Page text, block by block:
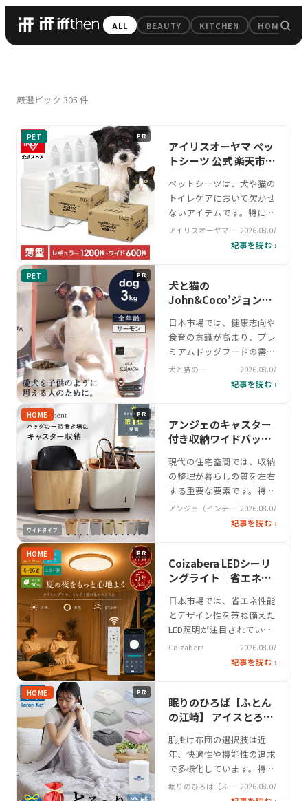
iffthen — 毎日のちょっとい
ALL BEAUTY KITCHEN HOME
厳選ピック 305 件
PET PR
アイリスオーヤマ ペッ
トシーツ 公式 楽天市場
ペットシーツは、犬や猫の
トイレケアにおいて欠かせ
ないアイテムです。特に都
市部では、小型犬や多頭飼
いの家庭では大量消費が一
す。そんなニッチな需要を
満たすのが、アイリスオー
2025年リニューアル後、薄
型設計ながら6層構造で吸
収力を…
アイリスオーヤマ公 2026.08.07
記事を読む ›
PET PR
犬と猫の
John&Coco’ジョン&
フード ワイルドサーモ
ン
日本市場では、健康志向や
食育の意識が高まり、プレ
ミアムドッグフードの需要
が拡大しています。特に小
型犬や敏感な毛並みのワン
ランスの取れた製品が注目
を集めています。そんな
ド ワイルドサーモンは、
生肉を主原料としたグレイ
ンフリーで…
犬と猫の
John&Coco’ジョン&
2026.08.07
記事を読む ›
HOME PR
アンジェのキャスター
付き収納ワイドバッグ
納バッグ
現代の住宅空間では、収納
の整理が暮らしの質を左右
する重要な要素です。特に
リビングや玄関といった生
活の中心となる場所では、
ます。そんなニッチな課題
を解決するため、キャスタ
集めています。その中で
も、アンジェの「キャスタ
ー付き収納 ワ…
アンジェ（インテリ 2026.08.07
記事を読む ›
HOME PR
Coizabera LEDシーリ
ングライト｜省エネで
日本市場では、省エネ性能
とデザイン性を兼ね備えた
LED照明が注目されていま
す。特にシーリングライト
は、間接照明を活かした空
ユーザーに人気です。
CoizaberaのLEDシーリン
モードをワンタッチ操作で
切り替えられるなど、使い
やす…
Coizabera 2026.08.07
記事を読む ›
HOME PR
眠りのひろば【ふとん
の江崎】 アイスとろ〜
眠体験
肌掛け布団の選択肢は近
年、快適性や機能性の追求
で多様化しています。特に
夏場の暑さ対策として、冷
感機能や通気性を重視する
眠りのひろば【ふと 2026.08.07